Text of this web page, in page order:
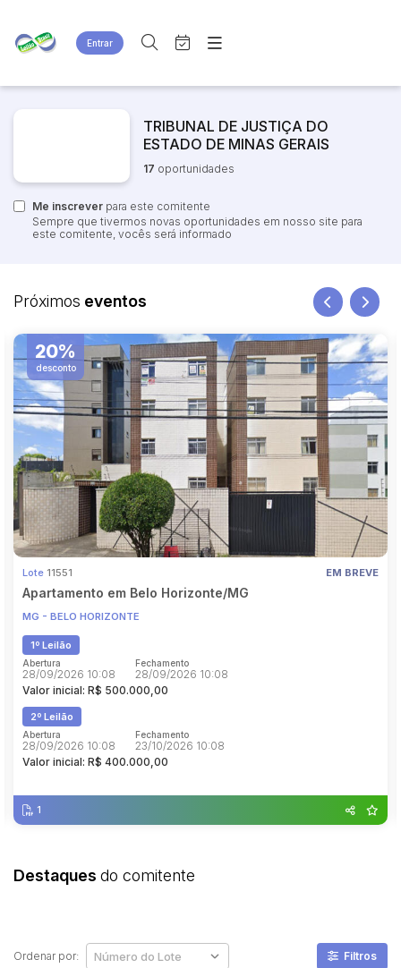
Entrar
Criar conta Entrar
Site
Busca por categoria
Subcategoria
Estados Cidade
Judiciais Extrajudiciais
Faixa de valor
R$ até R$
Pesquisar
TRIBUNAL DE JUSTIÇA DO
ESTADO DE MINAS GERAIS
17 oportunidades
Me inscrever para este comitente
Sempre que tivermos novas oportunidades em nosso site para
este comitente, vocês será informado
Próximos eventos
20%
desconto
Lote 11551 EM BREVE
Apartamento em Belo Horizonte/MG
MG - BELO HORIZONTE
1º Leilão
Abertura
28/09/2026 10:08
Fechamento
28/09/2026 10:08
Valor inicial: R$ 500.000,00
2º Leilão
Abertura
28/09/2026 10:08
Fechamento
23/10/2026 10:08
Valor inicial: R$ 400.000,00
1
Destaques do comitente
Ordenar por: Filtros